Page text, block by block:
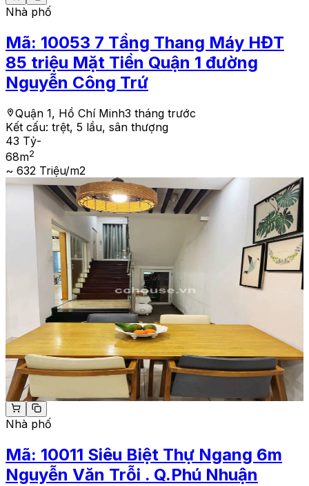
Nhà phố
Mã: 10053 7 Tầng Thang Máy HĐT
85 triệu Mặt Tiền Quận 1 đường
Nguyễn Công Trứ
Quận 1, Hồ Chí Minh3 tháng trước
Kết cấu: trệt, 5 lầu, sân thượng
43 Tỷ-
68m2
~ 632 Triệu/m2
Nhà phố
Mã: 10011 Siêu Biệt Thự Ngang 6m
Nguyễn Văn Trỗi . Q.Phú Nhuận